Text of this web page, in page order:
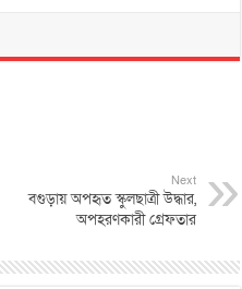
Next
বগুড়ায় অপহৃত স্কুলছাত্রী উদ্ধার,
অপহরণকারী গ্রেফতার